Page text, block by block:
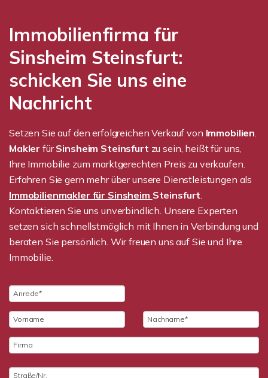
Immobilienfirma für
Sinsheim Steinsfurt:
schicken Sie uns eine
Nachricht
Setzen Sie auf den erfolgreichen Verkauf von Immobilien
Makler fürSinsheim Steinsfurt zu sein, heißt für uns,
Ihre Immobilie zum marktgerechten Preis zu verkaufen.
Erfahren Sie gern mehr über unsere Dienstleistungen als
Immobilienmakler für Sinsheim Steinsfurt
Kontaktieren Sie uns unverbindlich. Unsere Experten
setzen sich schnellstmöglich mit Ihnen in Verbindung und
beraten Sie persönlich. Wir freuen uns auf Sie und Ihre
Immobilie.